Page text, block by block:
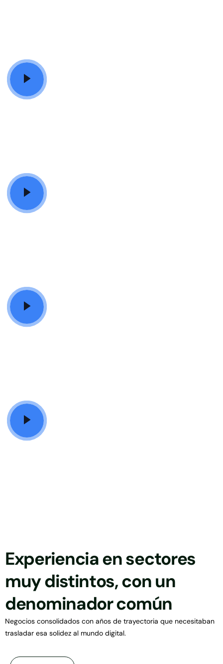
Experiencia en sectores
muy distintos, con un
denominador común
Negocios consolidados con años de trayectoria que necesitaban
trasladar esa solidez al mundo digital.